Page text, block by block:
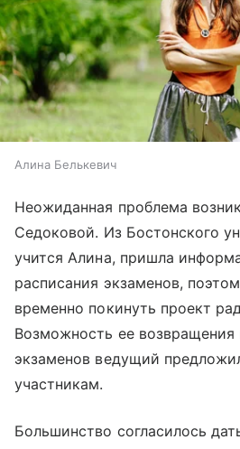
Алина Белькевич
Неожиданная проблема
Седоковой. Из Бостонского
учится Алина, пришла
расписания экзаменов,
временно покинуть проект
Возможность ее возвращения
экзаменов ведущий
участникам.
Большинство согласилось